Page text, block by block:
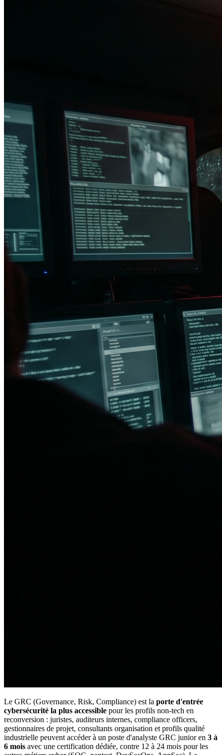
Le GRC (Governance, Risk, Compliance) est la porte d'entrée
cybersécurité la plus accessible pour les profils non-tech en
reconversion : juristes, auditeurs internes, compliance officers,
gestionnaires de projet, consultants organisation et profils qualité
industrielle peuvent accéder à un poste d'analyste GRC junior en 3 à
6 mois avec une certification dédiée, contre 12 à 24 mois pour les